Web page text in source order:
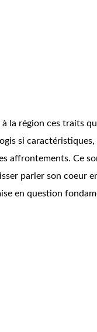
région ces traits
si
affrontements. Ce
parler son coeur
en question